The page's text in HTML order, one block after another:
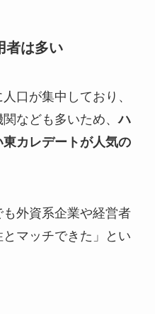
者は多い
口が集中しており、
なども多いため、ハ
カレデートが人気の
外資系企業や経営者
マッチできた」とい